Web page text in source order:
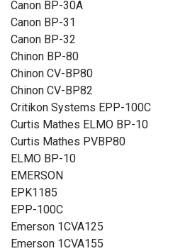
Canon BP-30A
Canon BP-31
Canon BP-32
Chinon BP-80
Chinon CV-BP80
Chinon CV-BP82
Critikon Systems EPP-100C
Curtis Mathes ELMO BP-10
Curtis Mathes PVBP80
ELMO BP-10
EMERSON
EPK1185
EPP-100C
Emerson 1CVA125
Emerson 1CVA155